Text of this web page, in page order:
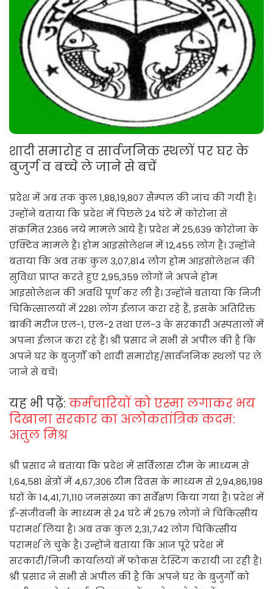
शादी समारोह व सार्वजनिक स्थलों पर घर के
बुजुर्ग व बच्चे ले जाने से बचें
प्रदेश में अब तक कुल 1,88,19,807 सैम्पल की जांच की गयी है।
उन्होंने बताया कि प्रदेश में पिछले 24 घंटे में कोरोना से
संक्रमित 2366 नये मामले आये हैं। प्रदेश में 25,639 कोरोना के
एक्टिव मामले हैं। होम आइसोलेशन में 12,455 लोग हैं। उन्होंने
बताया कि अब तक कुल 3,07,814 लोग होम आइसोलेशन की
सुविधा प्राप्त करते हुए 2,95,359 लोगों ने अपने होम
आइसोलेशन की अवधि पूर्ण कर ली है। उन्होंने बताया कि निजी
चिकित्सालयों में 2281 लोग ईलाज करा रहे हैं, इसके अतिरिक्त
बाकी मरीज एल-1, एल-2 तथा एल-3 के सरकारी अस्पतालों में
अपना ईलाज करा रहे हैं। श्री प्रसाद ने सभी से अपील की है कि
अपने घर के बुजुर्गों को शादी समारोह/सार्वजनिक स्थलों पर ले
जाने से बचें।
यह भी पढ़ें: कर्मचारियों को एस्मा लगाकर भय
दिखाना सरकार का अलोकतांत्रिक कदम:
अतुल मिश्र
श्री प्रसाद ने बताया कि प्रदेश में सर्विलांस टीम के माध्यम से
1,64,581 क्षेत्रों में 4,67,306 टीम दिवस के माध्यम से 2,94,86,198
घरों के 14,41,71,110 जनसंख्या का सर्वेक्षण किया गया है। प्रदेश में
ई-संजीवनी के माध्यम से 24 घंटे में 2579 लोगों ने चिकित्सीय
परामर्श लिया है। अब तक कुल 2,31,742 लोग चिकित्सीय
परामर्श ले चुके है। उन्होंने बताया कि आज पूरे प्रदेश में
सरकारी/निजी कार्यालयों में फोकस टेस्टिंग करायी जा रही है।
श्री प्रसाद ने सभी से अपील की है कि अपने घर के बुजुर्गों को